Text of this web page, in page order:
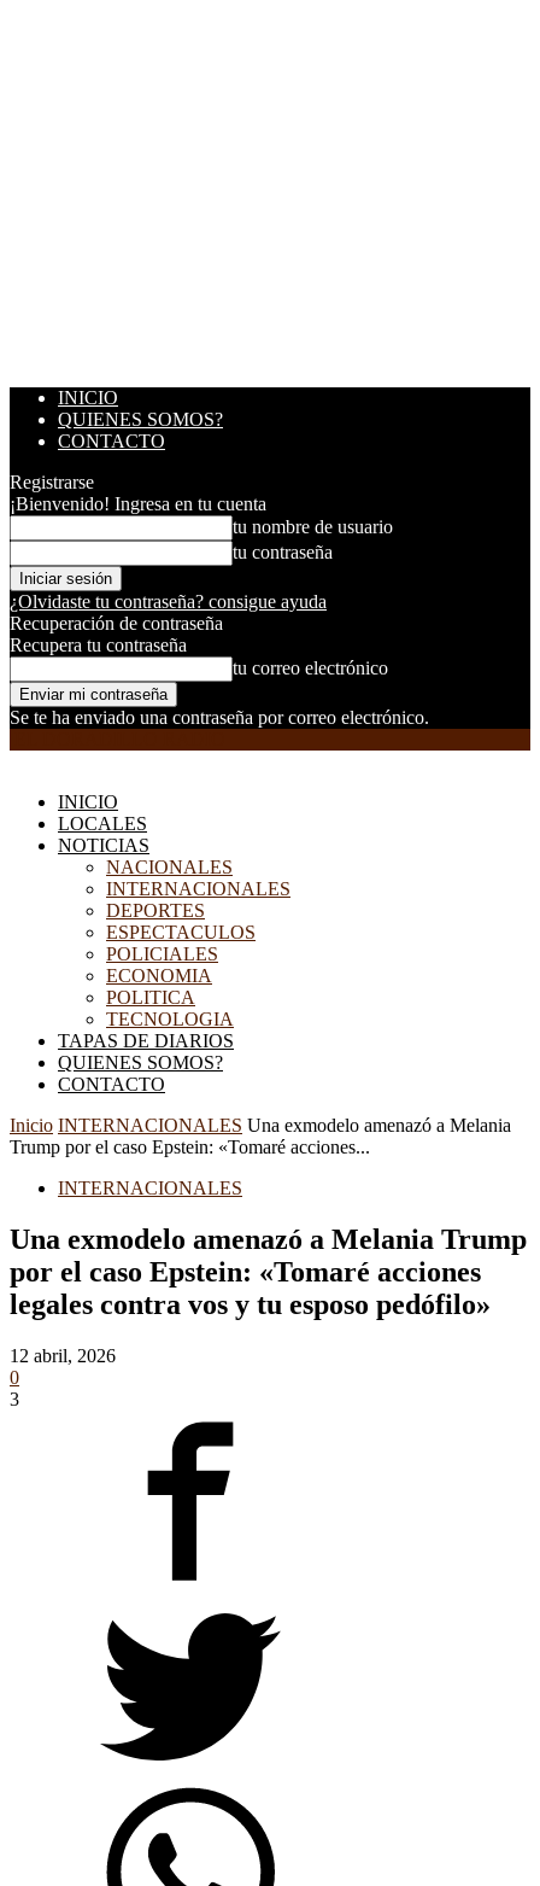
INICIO
QUIENES SOMOS?
CONTACTO
Registrarse
¡Bienvenido! Ingresa en tu cuenta
tu nombre de usuario
tu contraseña
¿Olvidaste tu contraseña? consigue ayuda
Recuperación de contraseña
Recupera tu contraseña
tu correo electrónico
Se te ha enviado una contraseña por correo electrónico.
INICIO
LOCALES
NOTICIAS
NACIONALES
INTERNACIONALES
DEPORTES
ESPECTACULOS
POLICIALES
ECONOMIA
POLITICA
TECNOLOGIA
TAPAS DE DIARIOS
QUIENES SOMOS?
CONTACTO
Inicio INTERNACIONALES Una exmodelo amenazó a Melania
Trump por el caso Epstein: «Tomaré acciones...
INTERNACIONALES
Una exmodelo amenazó a Melania Trump
por el caso Epstein: «Tomaré acciones
legales contra vos y tu esposo pedófilo»
12 abril, 2026
0
3